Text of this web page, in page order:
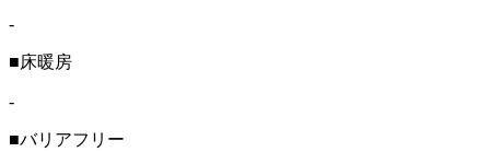
-
■床暖房
-
■バリアフリー